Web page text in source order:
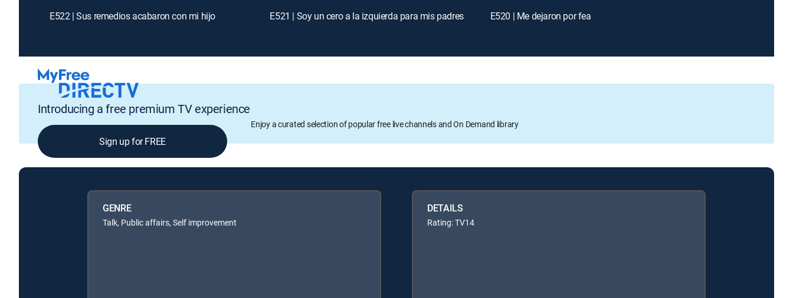
E522 | Sus remedios acabaron con mi hijo E521 | Soy un cero a la izquierda para mis padres E520 | Me dejaron por fea
Introducing a free premium TV experience
Enjoy a curated selection of popular free live channels and On Demand library
Sign up for FREE
GENRE
Talk, Public affairs, Self improvement
DETAILS
Rating: TV14